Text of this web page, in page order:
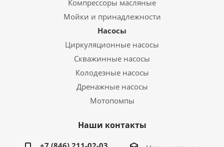
Компрессоры масляные
Мойки и принадлежности
Насосы
Циркуляционные насосы
Скважинные насосы
Колодезные насосы
Дренажные насосы
Мотопомпы
Наши контакты